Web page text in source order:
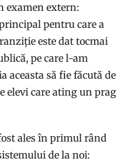
examen extern:
pentru care a
este dat tocmai
pe care l-am
aceasta să fie făcută de
elevi care ating un prag
ales în primul rând
de la noi: